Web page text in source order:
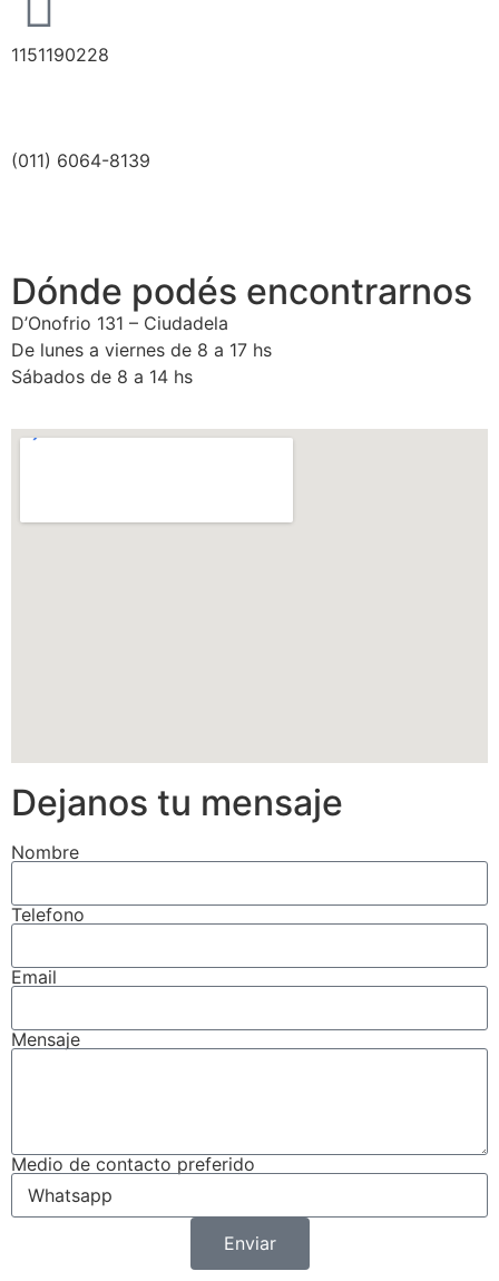
1151190228
(011) 6064-8139
Dónde podés encontrarnos
D’Onofrio 131 – Ciudadela
De lunes a viernes de 8 a 17 hs
Sábados de 8 a 14 hs
Dejanos tu mensaje
Nombre
Telefono
Email
Mensaje
Medio de contacto preferido
Enviar